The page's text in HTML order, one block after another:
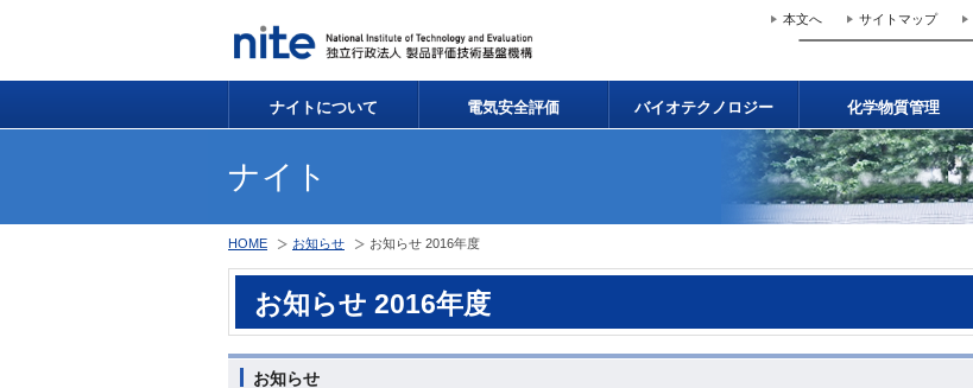
本文へ サイトマップ
ナイトについて 電気安全評価 バイオテクノロジー 化学物質管理
ナイト
HOME お知らせ お知らせ 2016年度
お知らせ 2016年度
お知らせ